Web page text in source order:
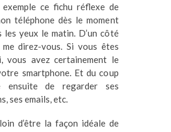
exemple ce fichu réflexe de
téléphone dès le moment
les yeux le matin. D’un côté
direz-vous. Si vous êtes
vous avez certainement le
smartphone. Et du coup
ensuite de regarder ses
ses emails, etc.
d’être la façon idéale de